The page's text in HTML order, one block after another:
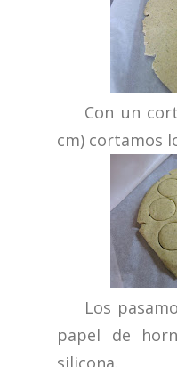
Con un
cm) cortamos
Los
papel de
silicona.